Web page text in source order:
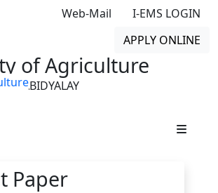
Web-Mail
I-EMS LOGIN
APPLY ONLINE
of Agriculture
Paper